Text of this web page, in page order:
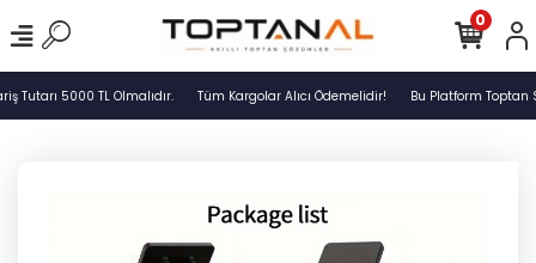
5000 TL Olmalıdır. Tüm Kargolar Alıcı Ödemelidir! Bu Platform Toptan
0